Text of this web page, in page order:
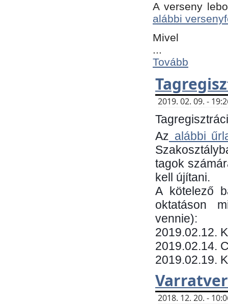
A verseny
alábbi
Mivel
...
Tovább
2019. 02. 09. -
Az alábbi
tagok
kell újítani.
​A kötelező
oktatáson
vennie):
​2019.02.12.
2019.02.14.
2019.02.19.
2018. 12. 20. -